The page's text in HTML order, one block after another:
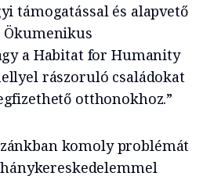
támogatással és alapvető
Ökumenikus
a Habitat for Humanity
rászoruló családokat
otthonokhoz.”
komoly problémát